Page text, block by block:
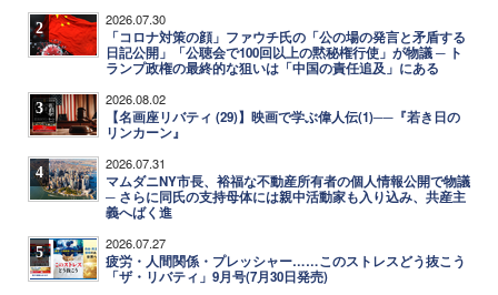
2 2026.07.30
「コロナ対策の顔」ファウチ氏の「公の場の発言と矛盾する
日記公開」「公聴会で100回以上の黙秘権行使」が物議 ─ ト
ランプ政権の最終的な狙いは「中国の責任追及」にある
3 2026.08.02
【名画座リバティ (29)】映画で学ぶ偉人伝(1)──『若き日の
リンカーン』
4 2026.07.31
マムダニNY市長、裕福な不動産所有者の個人情報公開で物議
─ さらに同氏の支持母体には親中活動家も入り込み、共産主
義へばく進
5 2026.07.27
疲労・人間関係・プレッシャー……このストレスどう抜こう
「ザ・リバティ」9月号(7月30日発売)